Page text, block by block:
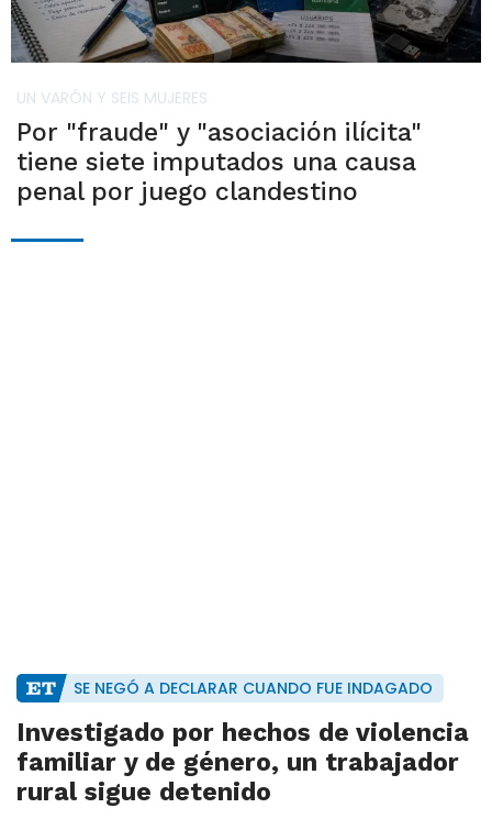
UN VARÓN Y SEIS MUJERES
Por "fraude" y "asociación ilícita"
tiene siete imputados una causa
penal por juego clandestino
SE NEGÓ A DECLARAR CUANDO FUE INDAGADO
Investigado por hechos de violencia
familiar y de género, un trabajador
rural sigue detenido